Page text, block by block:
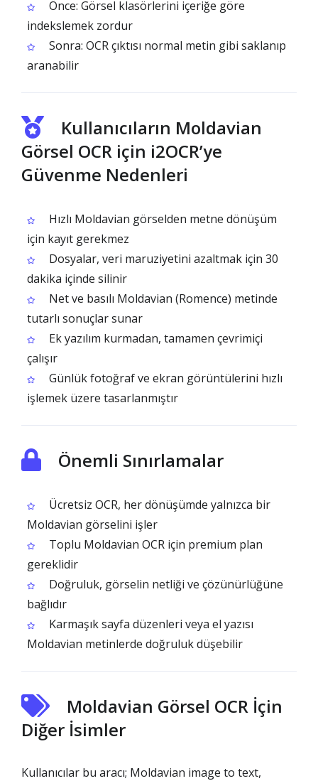
Önce: Görsel klasörlerini içeriğe göre
indekslemek zordur
Sonra: OCR çıktısı normal metin gibi saklanıp
aranabilir
Kullanıcıların Moldavian
Görsel OCR için i2OCR’ye
Güvenme Nedenleri
Hızlı Moldavian görselden metne dönüşüm
için kayıt gerekmez
Dosyalar, veri maruziyetini azaltmak için 30
dakika içinde silinir
Net ve basılı Moldavian (Romence) metinde
tutarlı sonuçlar sunar
Ek yazılım kurmadan, tamamen çevrimiçi
çalışır
Günlük fotoğraf ve ekran görüntülerini hızlı
işlemek üzere tasarlanmıştır
Önemli Sınırlamalar
Ücretsiz OCR, her dönüşümde yalnızca bir
Moldavian görselini işler
Toplu Moldavian OCR için premium plan
gereklidir
Doğruluk, görselin netliği ve çözünürlüğüne
bağlıdır
Karmaşık sayfa düzenleri veya el yazısı
Moldavian metinlerde doğruluk düşebilir
Moldavian Görsel OCR İçin
Diğer İsimler
Kullanıcılar bu aracı; Moldavian image to text,